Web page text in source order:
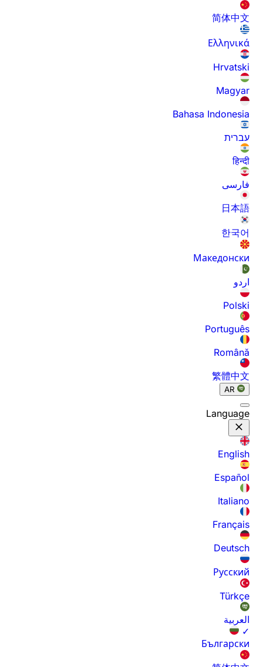
简体中文
Ελληνικά
Hrvatski
Magyar
Bahasa Indonesia
עברית
हिन्दी
فارسی
日本語
한국어
Македонски
اردو
Polski
Português
Română
繁體中文
AR
Language
English
Español
Italiano
Français
Deutsch
Русский
Türkçe
العربية
✓
Български